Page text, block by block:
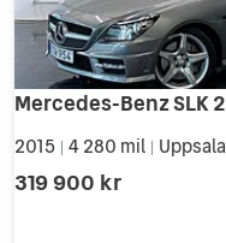
2015 4 280 mil Uppsala
319 900 kr